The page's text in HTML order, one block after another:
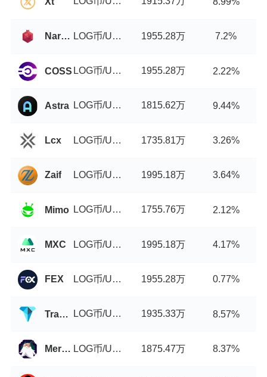
Narkasa LOG币/USDT 1955.28万 7.2%
COSS LOG币/USDT 1955.28万 2.22%
Astra LOG币/USDT 1815.62万 9.44%
Lcx LOG币/USDT 1735.81万 3.26%
Zaif LOG币/USDT 1995.18万 3.64%
Mimo LOG币/USDT 1755.76万 2.12%
MXC LOG币/USDT 1995.18万 4.17%
FEX LOG币/USDT 1955.28万 0.77%
TradeIo LOG币/USDT 1935.33万 8.57%
Merchant Moe LOG币/USDT 1875.47万 8.37%